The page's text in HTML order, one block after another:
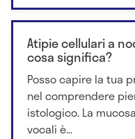
Atipie cellulari a
cosa significa?
Posso capire la tua
nel comprendere
istologico. La
vocali è...